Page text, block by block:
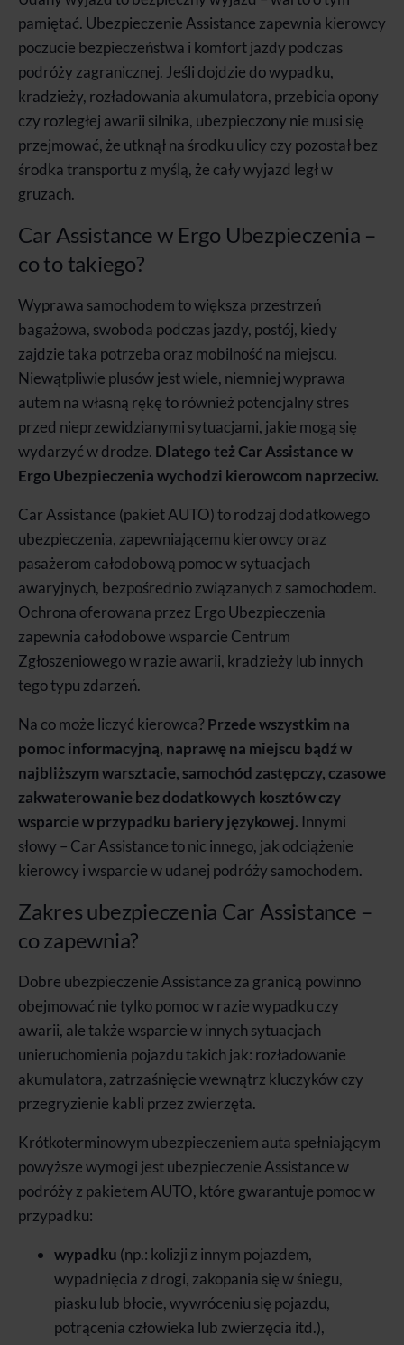
pamiętać. Ubezpieczenie Assistance zapewnia kierowcy
poczucie bezpieczeństwa i komfort jazdy podczas
podróży zagranicznej. Jeśli dojdzie do wypadku,
kradzieży, rozładowania akumulatora, przebicia opony
czy rozległej awarii silnika, ubezpieczony nie musi się
przejmować, że utknął na środku ulicy czy pozostał bez
środka transportu z myślą, że cały wyjazd legł w
gruzach.
Car Assistance w Ergo Ubezpieczenia –
co to takiego?
Wyprawa samochodem to większa przestrzeń
bagażowa, swoboda podczas jazdy, postój, kiedy
zajdzie taka potrzeba oraz mobilność na miejscu.
Niewątpliwie plusów jest wiele, niemniej wyprawa
autem na własną rękę to również potencjalny stres
przed nieprzewidzianymi sytuacjami, jakie mogą się
wydarzyć w drodze. Dlatego też Car Assistance w
Ergo Ubezpieczenia wychodzi kierowcom naprzeciw.
Car Assistance (pakiet AUTO) to rodzaj dodatkowego
ubezpieczenia, zapewniającemu kierowcy oraz
pasażerom całodobową pomoc w sytuacjach
awaryjnych, bezpośrednio związanych z samochodem.
Ochrona oferowana przez Ergo Ubezpieczenia
zapewnia całodobowe wsparcie Centrum
Zgłoszeniowego w razie awarii, kradzieży lub innych
tego typu zdarzeń.
Na co może liczyć kierowca? Przede wszystkim na
pomoc informacyjną, naprawę na miejscu bądź w
najbliższym warsztacie, samochód zastępczy, czasowe
zakwaterowanie bez dodatkowych kosztów czy
wsparcie w przypadku bariery językowej. Innymi
słowy – Car Assistance to nic innego, jak odciążenie
kierowcy i wsparcie w udanej podróży samochodem.
Zakres ubezpieczenia Car Assistance –
co zapewnia?
Dobre ubezpieczenie Assistance za granicą powinno
obejmować nie tylko pomoc w razie wypadku czy
awarii, ale także wsparcie w innych sytuacjach
unieruchomienia pojazdu takich jak: rozładowanie
akumulatora, zatrzaśnięcie wewnątrz kluczyków czy
przegryzienie kabli przez zwierzęta.
Krótkoterminowym ubezpieczeniem auta spełniającym
powyższe wymogi jest ubezpieczenie Assistance w
podróży z pakietem AUTO, które gwarantuje pomoc w
przypadku:
wypadku (np.: kolizji z innym pojazdem,
wypadnięcia z drogi, zakopania się w śniegu,
piasku lub błocie, wywróceniu się pojazdu,
potrącenia człowieka lub zwierzęcia itd.),